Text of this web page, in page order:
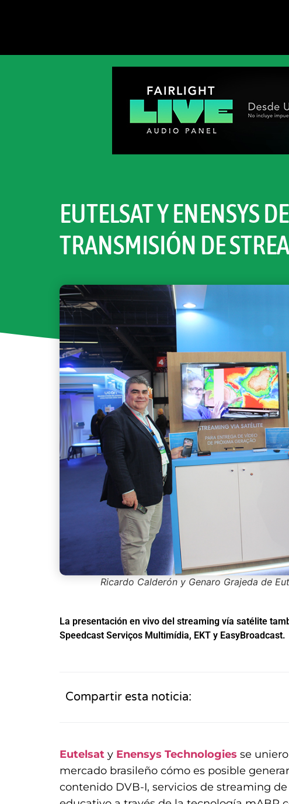
EUTELSAT Y ENENSYS
TRANSMISIÓN DE
Ricardo Calderón y Genaro Grajeda de
La presentación en vivo del streaming vía satélite
Speedcast Serviços Multimídia, EKT y EasyBroadcast.
Compartir esta noticia:
Eutelsat y Enensys Technologies se
mercado brasileño cómo es posible
contenido DVB-I, servicios de streaming